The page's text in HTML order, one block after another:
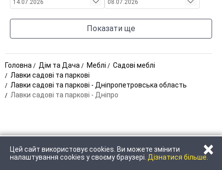
14.07.2026
08.07.2026
Показати ще
Головна Дім та Дача Меблі
Садові меблі
Лавки садові та паркові
Лавки садові та паркові - Дніпропетровська область
Лавки садові та паркові - Дніпро
Цей сайт використовує cookies. Ви можете змінити
налаштування cookies у своєму браузері. Дізнатися більше.×
ЗАТЕЛЕФОНУВАТИ НАПИСАТИ